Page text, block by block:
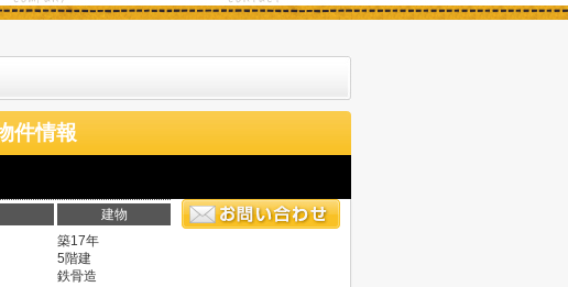
件情報
建物
築17年
5階建
鉄骨造